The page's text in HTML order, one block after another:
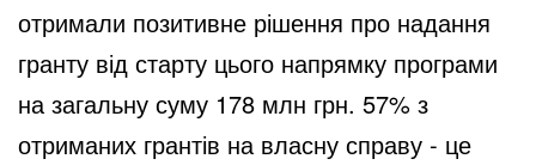
отримали позитивне рішення про надання
гранту від старту цього напрямку програми
на загальну суму 178 млн грн. 57% з
отриманих грантів на власну справу - це